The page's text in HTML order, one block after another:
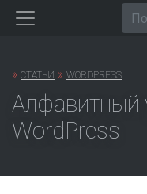
Перейти
» СТАТЬИ » WORDPRESS
Алфавитный
WordPress